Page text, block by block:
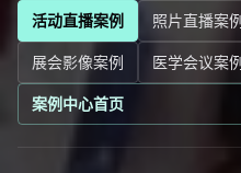
活动直播案例
照片直播案
展会影像案例
医学会议案
案例中心首页